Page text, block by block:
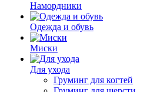
Намордники
Одежда и обувь
Миски
Для ухода
Груминг для когтей